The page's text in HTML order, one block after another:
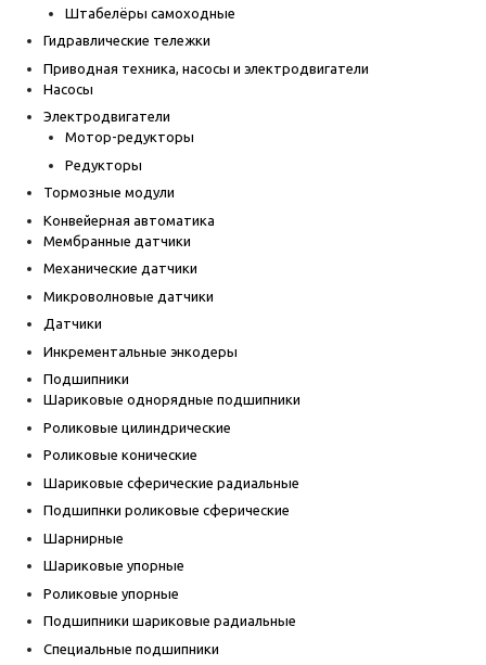
Штабелёры самоходные
Гидравлические тележки
Приводная техника, насосы и электродвигатели
Насосы
Электродвигатели
Мотор-редукторы
Редукторы
Тормозные модули
Конвейерная автоматика
Мембранные датчики
Механические датчики
Микроволновые датчики
Датчики
Инкрементальные энкодеры
Подшипники
Шариковые однорядные подшипники
Роликовые цилиндрические
Роликовые конические
Шариковые сферические радиальные
Подшипнки роликовые сферические
Шарнирные
Шариковые упорные
Роликовые упорные
Подшипники шариковые радиальные
Специальные подшипники